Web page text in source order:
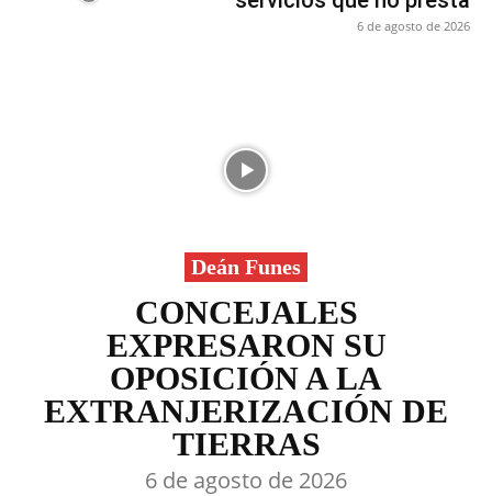
6 de agosto de 2026
Deán Funes
CONCEJALES
EXPRESARON SU
OPOSICIÓN A LA
EXTRANJERIZACIÓN DE
TIERRAS
6 de agosto de 2026